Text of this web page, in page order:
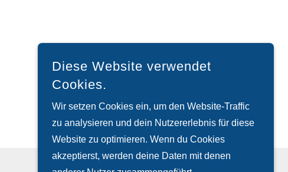
Diese Website verwendet
Cookies.
Wir setzen Cookies ein, um den Website-Traffic
zu analysieren und dein Nutzererlebnis für diese
Website zu optimieren. Wenn du Cookies
akzeptierst, werden deine Daten mit denen